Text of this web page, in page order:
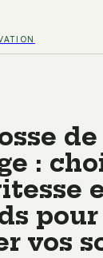
de
:
pour
vos